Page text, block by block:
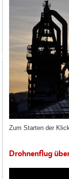
Zum Starten der
Drohnenflug